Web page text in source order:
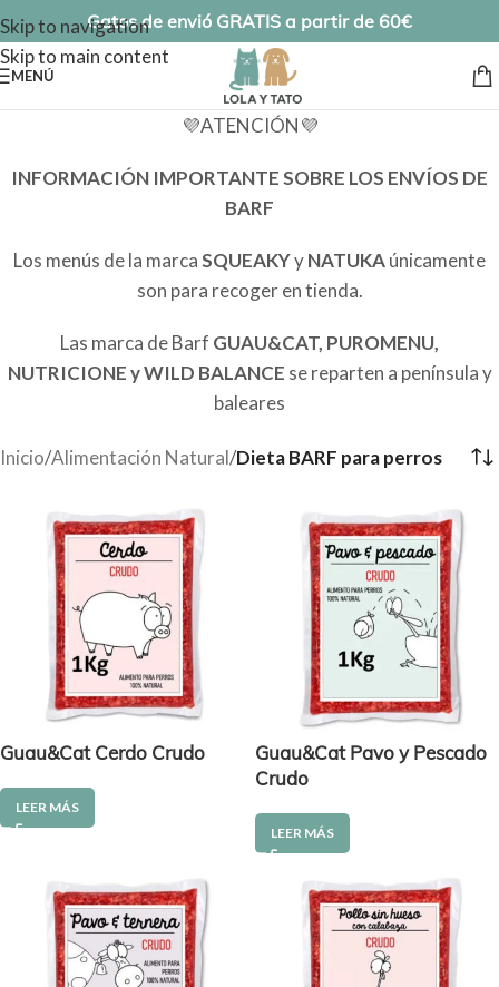
Skip to navigation
Skip to main content
Gatos de envió GRATIS a partir de 60€
MENÚ
💜ATENCIÓN💜
INFORMACIÓN IMPORTANTE SOBRE LOS ENVÍOS DE
BARF
Los menús de la marcaSQUEAKYyNATUKAúnicamente
son para recoger en tienda.
Las marca de Barf GUAU&CAT, PUROMENU,
NUTRICIONE y WILD BALANCE se reparten a península y
baleares
Inicio/Alimentación Natural/Dieta BARF para perros
Guau&Cat Cerdo Crudo
LEER MÁS
Guau&Cat Pavo y Pescado
Crudo
LEER MÁS